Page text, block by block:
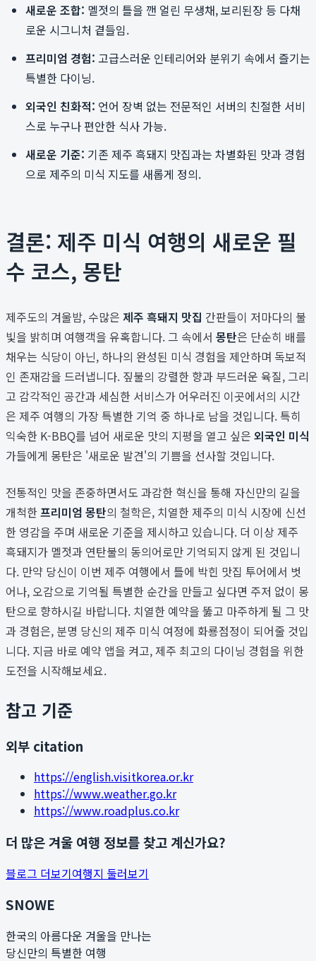
새로운 조합: 멜젓의 틀을 깬 얼린 무생채, 보리된장 등 다채
로운 시그니처 곁들임.
프리미엄 경험: 고급스러운 인테리어와 분위기 속에서 즐기는
특별한 다이닝.
외국인 친화적: 언어 장벽 없는 전문적인 서버의 친절한 서비
스로 누구나 편안한 식사 가능.
새로운 기준: 기존 제주 흑돼지 맛집과는 차별화된 맛과 경험
으로 제주의 미식 지도를 새롭게 정의.
결론: 제주 미식 여행의 새로운 필
수 코스, 몽탄
제주도의 겨울밤, 수많은 제주 흑돼지 맛집 간판들이 저마다의 불
빛을 밝히며 여행객을 유혹합니다. 그 속에서 몽탄은 단순히 배를
채우는 식당이 아닌, 하나의 완성된 미식 경험을 제안하며 독보적
인 존재감을 드러냅니다. 짚불의 강렬한 향과 부드러운 육질, 그리
고 감각적인 공간과 세심한 서비스가 어우러진 이곳에서의 시간
은 제주 여행의 가장 특별한 기억 중 하나로 남을 것입니다. 특히
익숙한 K-BBQ를 넘어 새로운 맛의 지평을 열고 싶은 외국인 미식
가들에게 몽탄은 '새로운 발견'의 기쁨을 선사할 것입니다.
전통적인 맛을 존중하면서도 과감한 혁신을 통해 자신만의 길을
개척한 프리미엄 몽탄의 철학은, 치열한 제주의 미식 시장에 신선
한 영감을 주며 새로운 기준을 제시하고 있습니다. 더 이상 제주
흑돼지가 멜젓과 연탄불의 동의어로만 기억되지 않게 된 것입니
다. 만약 당신이 이번 제주 여행에서 틀에 박힌 맛집 투어에서 벗
어나, 오감으로 기억될 특별한 순간을 만들고 싶다면 주저 없이 몽
탄으로 향하시길 바랍니다. 치열한 예약을 뚫고 마주하게 될 그 맛
과 경험은, 분명 당신의 제주 미식 여정에 화룡점정이 되어줄 것입
니다. 지금 바로 예약 앱을 켜고, 제주 최고의 다이닝 경험을 위한
도전을 시작해보세요.
참고 기준
외부 citation
https://english.visitkorea.or.kr
https://www.weather.go.kr
https://www.roadplus.co.kr
더 많은 겨울 여행 정보를 찾고 계신가요?
블로그 더보기여행지 둘러보기
SNOWE
한국의 아름다운 겨울을 만나는
당신만의 특별한 여행